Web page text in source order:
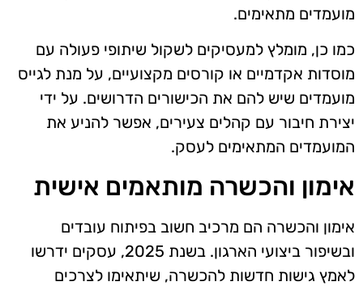
מועמדים מתאימים.
כמו כן, מומלץ למעסיקים לשקול שיתופי פעולה עם
מוסדות אקדמיים או קורסים מקצועיים, על מנת לגייס
מועמדים שיש להם את הכישורים הדרושים. על ידי
יצירת חיבור עם קהלים צעירים, אפשר להניע את
המועמדים המתאימים לעסק.
אימון והכשרה מותאמים אישית
אימון והכשרה הם מרכיב חשוב בפיתוח עובדים
ובשיפור ביצועי הארגון. בשנת 2025, עסקים ידרשו
לאמץ גישות חדשות להכשרה, שיתאימו לצרכים